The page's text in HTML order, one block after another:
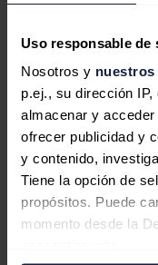
Uso responsable de
Nosotros y nuestros
p.ej., su dirección
almacenar y
ofrecer publicidad y
y contenido,
Tiene la opción de
propósitos. Puede
momento desde la
Venezuela ha
fiable con
suministro mundial
EEUU ha advertido que
inhabilitación política
Corina Machado -
mayoritaria- ejercer
lo que le bloquea la
próximo 28 de julio.
Noticias relacionadas